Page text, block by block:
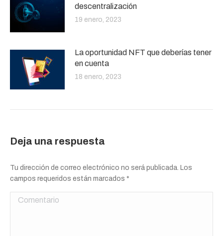
descentralización
19 enero, 2023
La oportunidad NFT que deberías tener
en cuenta
18 enero, 2023
Deja una respuesta
Tu dirección de correo electrónico no será publicada. Los
campos requeridos están marcados *
Comentario